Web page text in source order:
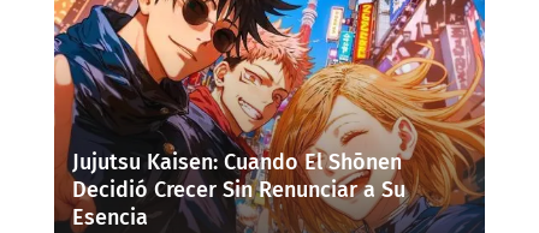
Jujutsu Kaisen: Cuando El Shōnen
Decidió Crecer Sin Renunciar a Su
Esencia